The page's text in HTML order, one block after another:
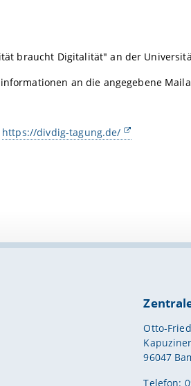
braucht Digitalität" an der
an die angegebene
https://divdig-tagung.de/
Otto-
96047
Telefon: